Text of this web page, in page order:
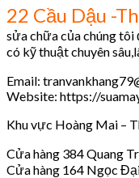
22 Cầu Dậu -
sửa chữa của chúng
có kỹ thuật chuyên
Email:
Website: https://
Khu vực Hoàng Mai –
Cửa hàng 384 Quang
Cửa hàng 164 Ngọc